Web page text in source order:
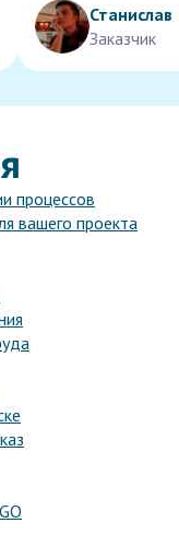
Станислав
Заказчик
процессов
вашего проекта